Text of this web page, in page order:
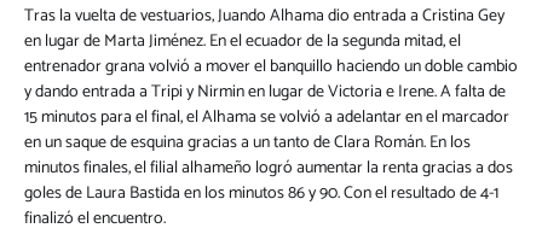
Tras la vuelta de vestuarios, Juando Alhama dio entrada a Cristina Gey
en lugar de Marta Jiménez. En el ecuador de la segunda mitad, el
entrenador grana volvió a mover el banquillo haciendo un doble cambio
y dando entrada a Tripi y Nirmin en lugar de Victoria e Irene. A falta de
15 minutos para el final, el Alhama se volvió a adelantar en el marcador
en un saque de esquina gracias a un tanto de Clara Román. En los
minutos finales, el filial alhameño logró aumentar la renta gracias a dos
goles de Laura Bastida en los minutos 86 y 90. Con el resultado de 4-1
finalizó el encuentro.